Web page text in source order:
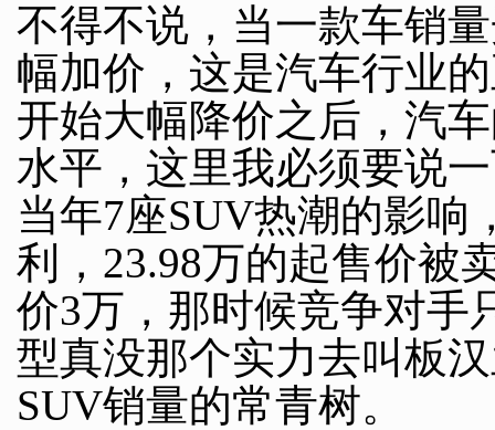
不得不说，当一款车销
幅加价，这是汽车行业
开始大幅降价之后，汽
水平，这里我必须要说
当年7座SUV热潮的影响
利，23.98万的起售价被
价3万，那时候竞争对手
型真没那个实力去叫板
SUV销量的常青树。